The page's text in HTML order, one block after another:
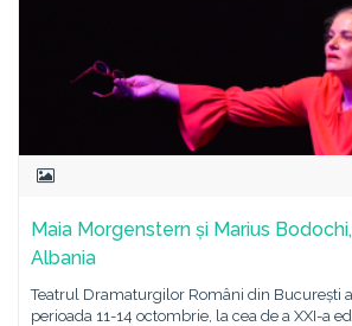
Maia Morgenstern și Marius
Albania
Teatrul Dramaturgilor Români din București
perioada 11-14 octombrie, la cea de a XXI-a